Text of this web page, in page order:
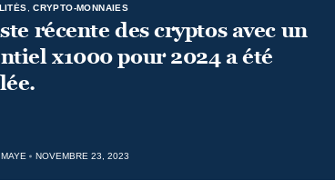
,CRYPTO-MONNAIES
récente des cryptos avec un
x1000 pour 2024 a été
NOVEMBRE 23, 2023